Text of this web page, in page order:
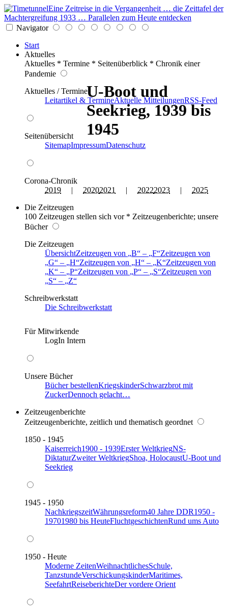
Eine Zeitreise in die Vergangenheit … die Zeittafel der
Machtergreifung 1933 … Parallelen zum Heute entdecken
Navigator
Start
Aktuelles
Aktuelles * Termine * Seitenüberblick * Chronik einer
Pandemie
Aktuelles / Termine
Leitartikel & TermineAktuelle MitteilungenRSS-Feed
Seitenübersicht
SitemapImpressumDatenschutz
Corona-Chronik
2019 | 20202021 | 20222023 | 2025
Die Zeitzeugen
100 Zeitzeugen stellen sich vor * Zeitzeugenberichte; unsere
Bücher
Die Zeitzeugen
ÜbersichtZeitzeugen von B – F Zeitzeugen von
G
– H Zeitzeugen von H – K Zeitzeugen von
K
– P Zeitzeugen von P – S Zeitzeugen von
S
–
Z
Schreibwerkstatt
Die Schreibwerkstatt
Für Mitwirkende
LogIn Intern
Unsere Bücher
Bücher bestellenKriegskinderSchwarzbrot mit
ZuckerDennoch gelacht…
Zeitzeugenberichte
Zeitzeugenberichte, zeitlich und thematisch geordnet
1850 - 1945
Kaiserreich1900 - 1939Erster WeltkriegNS-
DiktaturZweiter WeltkriegShoa, HolocaustU-Boot und
Seekrieg
1945 - 1950
NachkriegszeitWährungsreform40 Jahre DDR1950 -
19701980 bis HeuteFluchtgeschichtenRund ums Auto
1950 - Heute
Moderne ZeitenWeihnachtlichesSchule,
TanzstundeVerschickungskinderMaritimes,
SeefahrtReiseberichteDer vordere Orient
U-Boot und
Seekrieg, 1939 bis
1945